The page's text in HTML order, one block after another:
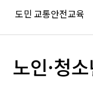
도민 교통안전교육
노인·청